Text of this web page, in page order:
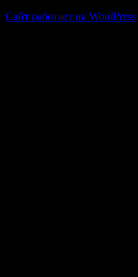
Сайт работает на WordPress